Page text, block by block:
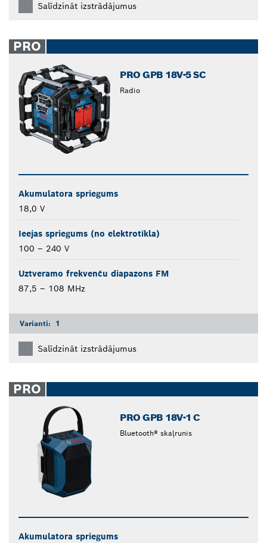
Salīdzināt izstrādājumus
PRO
PRO GPB 18V-5 SC
Radio
Akumulatora spriegums
18,0 V
Ieejas spriegums (no elektrotīkla)
100 – 240 V
Uztveramo frekvenču diapazons FM
87,5 – 108 MHz
Varianti: 1
Salīdzināt izstrādājumus
PRO
PRO GPB 18V-1 C
Bluetooth® skaļrunis
Akumulatora spriegums